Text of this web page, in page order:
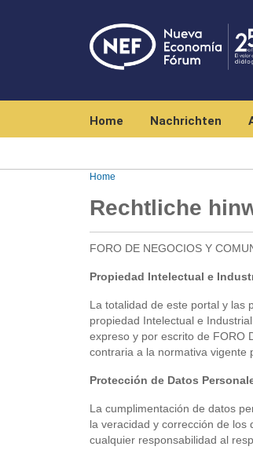
Home Nachrichten
Home
Rechtliche
FORO DE NEGOCIOS Y
Propiedad Intelectual e
La totalidad de este portal y las
propiedad Intelectual e
expreso y por escrito de FORO
contraria a la normativa vigente
Protección de Datos
La cumplimentación de datos
la veracidad y corrección de los
cualquier responsabilidad al